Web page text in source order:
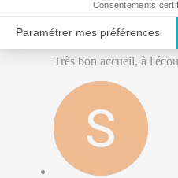
Doucelix
Très bon accueil, à